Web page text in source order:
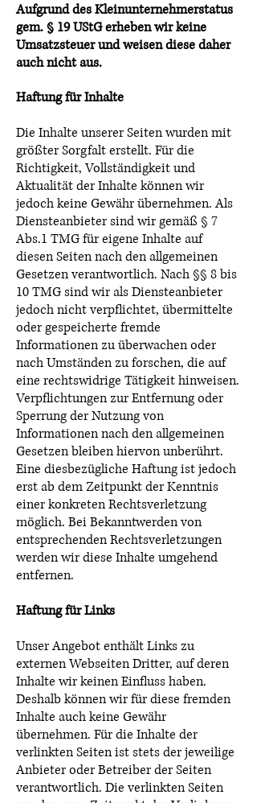
Aufgrund des Kleinunternehmerstatus
gem. § 19 UStG erheben wir keine
Umsatzsteuer und weisen diese daher
auch nicht aus.
Haftung für Inhalte
Die Inhalte unserer Seiten wurden mit
größter Sorgfalt erstellt. Für die
Richtigkeit, Vollständigkeit und
Aktualität der Inhalte können wir
jedoch keine Gewähr übernehmen. Als
Diensteanbieter sind wir gemäß § 7
Abs.1 TMG für eigene Inhalte auf
diesen Seiten nach den allgemeinen
Gesetzen verantwortlich. Nach §§ 8 bis
10 TMG sind wir als Diensteanbieter
jedoch nicht verpflichtet, übermittelte
oder gespeicherte fremde
Informationen zu überwachen oder
nach Umständen zu forschen, die auf
eine rechtswidrige Tätigkeit hinweisen.
Verpflichtungen zur Entfernung oder
Sperrung der Nutzung von
Informationen nach den allgemeinen
Gesetzen bleiben hiervon unberührt.
Eine diesbezügliche Haftung ist jedoch
erst ab dem Zeitpunkt der Kenntnis
einer konkreten Rechtsverletzung
möglich. Bei Bekanntwerden von
entsprechenden Rechtsverletzungen
werden wir diese Inhalte umgehend
entfernen.
Haftung für Links
Unser Angebot enthält Links zu
externen Webseiten Dritter, auf deren
Inhalte wir keinen Einfluss haben.
Deshalb können wir für diese fremden
Inhalte auch keine Gewähr
übernehmen. Für die Inhalte der
verlinkten Seiten ist stets der jeweilige
Anbieter oder Betreiber der Seiten
verantwortlich. Die verlinkten Seiten